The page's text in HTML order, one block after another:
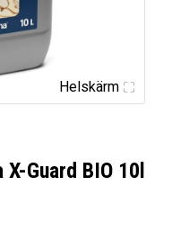
Helskärm
Guard BIO 10l